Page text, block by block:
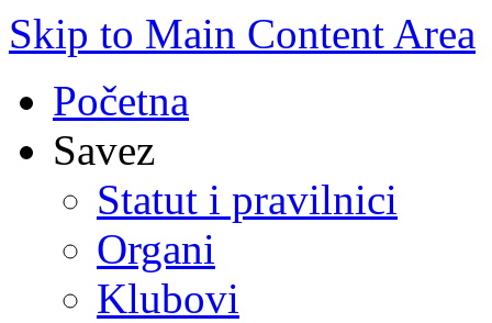
Skip to Main Content Area
Početna
Savez
Statut i pravilnici
Organi
Klubovi